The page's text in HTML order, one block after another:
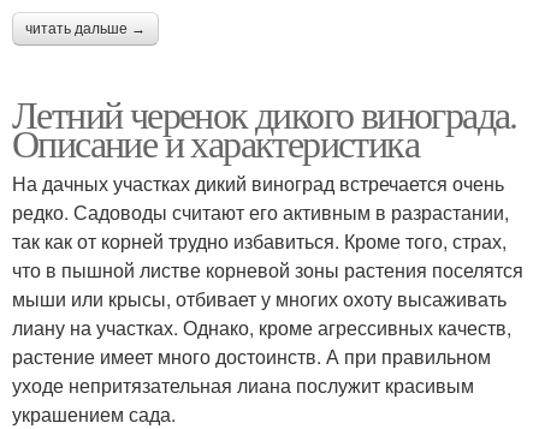
читать дальше →
Летний черенок дикого винограда.
Описание и характеристика
На дачных участках дикий виноград встречается очень
редко. Садоводы считают его активным в разрастании,
так как от корней трудно избавиться. Кроме того, страх,
что в пышной листве корневой зоны растения поселятся
мыши или крысы, отбивает у многих охоту высаживать
лиану на участках. Однако, кроме агрессивных качеств,
растение имеет много достоинств. А при правильном
уходе непритязательная лиана послужит красивым
украшением сада.